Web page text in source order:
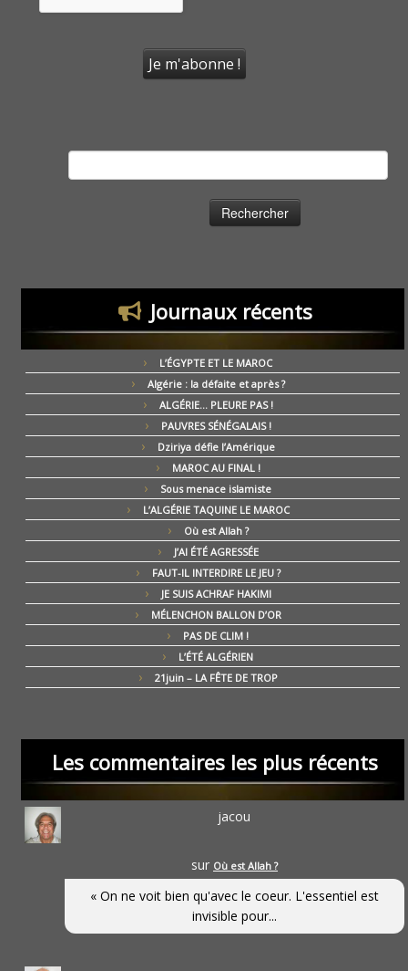
Journaux récents
L’ÉGYPTE ET LE MAROC
Algérie : la défaite et après ?
ALGÉRIE… PLEURE PAS !
PAUVRES SÉNÉGALAIS !
Dziriya défie l’Amérique
MAROC AU FINAL !
Sous menace islamiste
L’ALGÉRIE TAQUINE LE MAROC
Où est Allah ?
J’AI ÉTÉ AGRESSÉE
FAUT-IL INTERDIRE LE JEU ?
JE SUIS ACHRAF HAKIMI
MÉLENCHON BALLON D’OR
PAS DE CLIM !
L’ÉTÉ ALGÉRIEN
21juin – LA FÊTE DE TROP
Les commentaires les plus récents
jacou
sur Où est Allah ?
« On ne voit bien qu'avec le coeur. L'essentiel est
invisible pour...